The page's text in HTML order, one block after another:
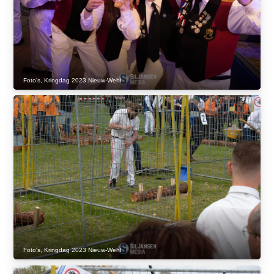
Foto's ,Kringdag 2023 Nieuw-Wehl
Foto's, Kringdag 2023 Nieuw-Wehl